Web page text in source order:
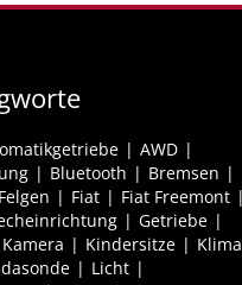
AWD
Bluetooth
Bremsen
Felgen Fiat
Fiat Freemont
Getriebe
Kamera Kindersitze
Klima
Licht